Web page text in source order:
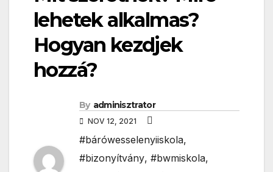
lehetek alkalmas?
Hogyan kezdjek
hozzá?
By adminisztrator
NOV 12, 2021
#bárówesselenyiiskola,
#bizonyítvány, #bwmiskola,